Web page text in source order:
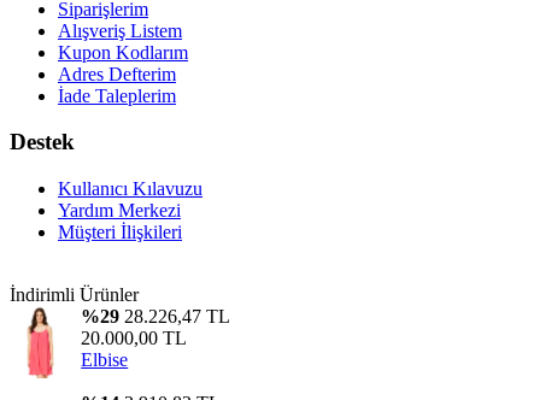
Siparişlerim
Alışveriş Listem
Kupon Kodlarım
Adres Defterim
İade Taleplerim
Destek
Kullanıcı Kılavuzu
Yardım Merkezi
Müşteri İlişkileri
İndirimli Ürünler
%29 28.226,47 TL
20.000,00 TL
Elbise